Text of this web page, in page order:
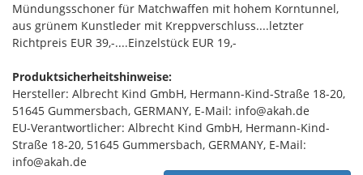
Mündungsschoner für Matchwaffen mit hohem Korntunnel,
aus grünem Kunstleder mit Kreppverschluss....letzter
Richtpreis EUR 39,-....Einzelstück EUR 19,-
Produktsicherheitshinweise:
Hersteller: Albrecht Kind GmbH, Hermann-Kind-Straße 18-20,
51645 Gummersbach, GERMANY, E-Mail: info@akah.de
EU-Verantwortlicher: Albrecht Kind GmbH, Hermann-Kind-
Straße 18-20, 51645 Gummersbach, GERMANY, E-Mail:
info@akah.de